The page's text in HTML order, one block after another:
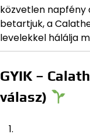
közvetlen napfény
betartjuk, a
levelekkel hálálja
GYIK –
válasz)